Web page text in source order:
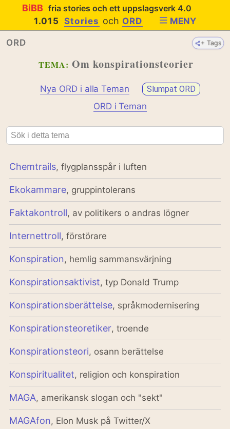
BiBB fria stories och ett uppslagsverk 4.0
1.015 Stories och ORD MENY
+ Tags
ORD
TEMA: Om konspirationsteorier
Nya ORD i alla Teman Slumpat ORD
ORD i Teman
Chemtrails, flygplansspår i luften
Ekokammare, gruppintolerans
Faktakontroll, av politikers o andras lögner
Internettroll, förstörare
Konspiration, hemlig sammansvärjning
Konspirationsaktivist, typ Donald Trump
Konspirationsberättelse, språkmodernisering
Konspirationsteoretiker, troende
Konspirationsteori, osann berättelse
Konspiritualitet, religion och konspiration
MAGA, amerikansk slogan och "sekt"
MAGAfon, Elon Musk på Twitter/X